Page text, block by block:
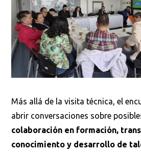
Más allá de la visita técnica, el
abrir conversaciones sobre
colaboración en formación,
conocimiento y desarrollo de